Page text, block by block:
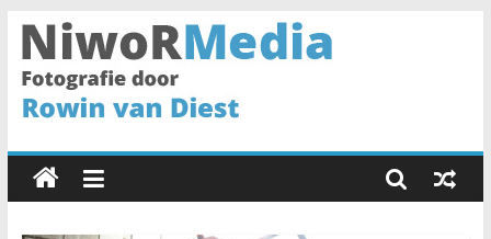
Spring
naar
inhoud
NiwoRMedia
Fotografie
door
Rowin